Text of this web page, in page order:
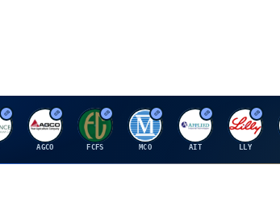
A
AGCO
F
FCFS
M
MCO
A
AIT
E
LLY